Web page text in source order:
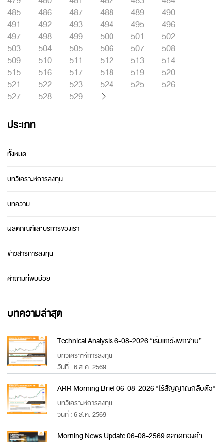
485
486 487 488 489
490
491
492 493 494 495
496
497
498 499 500 501
502
503
504 505 506 507
508
509
510 511 512 513
514
515
516 517 518 519
520
521
522 523 524 525
526
527
528 529
ประเภท
ทั้งหมด
บทวิเคราะห์การลงทุน
บทความ
ผลิตภัณฑ์และบริการของเรา
ข่าวสารการลงทุน
คำถามที่พบบ่อย
บทความล่าสุด
Technical Analysis 6-08-2026 “เริ่มแกว่งพักฐาน”
บทวิเคราะห์การลงทุน
วันที่ : 6 ส.ค. 2569
ARR Morning Brief 06-08-2026 "ไร้สัญญาณกลับตัว"
บทวิเคราะห์การลงทุน
วันที่ : 6 ส.ค. 2569
Morning News Update 06-08-2569 ตลาดทองคำ